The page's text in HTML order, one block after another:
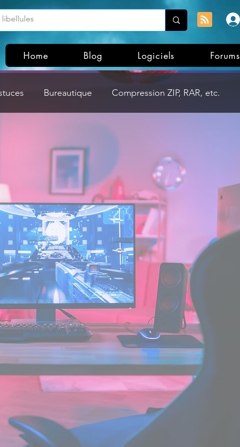
Home Blog Logiciels Forums
Bureautique Compression ZIP, RAR, etc.
Internet
Loisir et divertissement Mises à jour
News Nirsoft Occupation disque
sociaux Sécurité Services en ligne